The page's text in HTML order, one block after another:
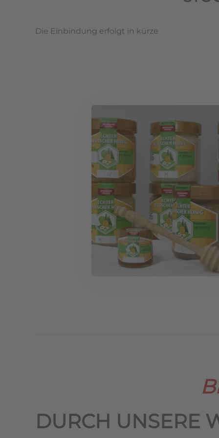
Die Einbindung erfolgt in kürze
DURCH UNSERE